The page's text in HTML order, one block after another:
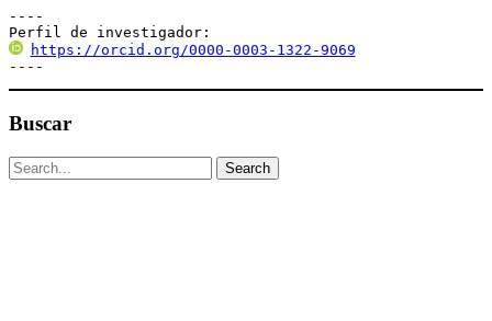
----
Perfil de investigador:
https://orcid.org/0000-0003-1322-9069
----
Buscar